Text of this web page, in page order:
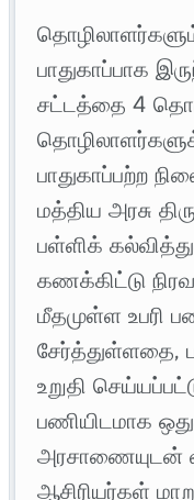
பாதுகாப்பாக
சட்டத்தை 4
பாதுகாப்பற்ற
மத்திய அரசு
பள்ளிக்
கணக்கிட்டு
மீதமுள்ள உபரி
சேர்த்துள்ளதை,
உறுதி
பணியிடமாக
அரசாணையுடன்
ஆசிரியர்கள்